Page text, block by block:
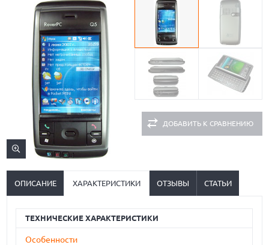
ДОБАВИТЬ К СРАВНЕНИЮ
ОПИСАНИЕ ХАРАКТЕРИСТИКИ ОТЗЫВЫ СТАТЬИ
ТЕХНИЧЕСКИЕ ХАРАКТЕРИСТИКИ
Особенности